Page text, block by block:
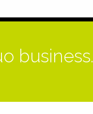
business.